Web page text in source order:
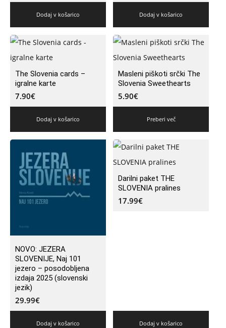
Dodaj v košarico Dodaj v košarico
The Slovenia cards –
igralne karte
7.90€
Dodaj v košarico
Masleni piškoti srčki The
Slovenia Sweethearts
5.90€
Preberi več
NOVO: JEZERA
SLOVENIJE, Naj 101
jezero – posodobljena
izdaja 2025 (slovenski
jezik)
29.99€
Dodaj v košarico
Darilni paket THE
SLOVENIA pralines
17.99€
Dodaj v košarico